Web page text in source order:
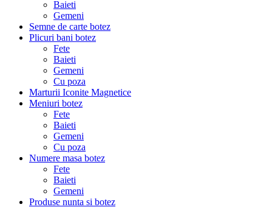
Baieti
Gemeni
Semne de carte botez
Plicuri bani botez
Fete
Baieti
Gemeni
Cu poza
Marturii Iconite Magnetice
Meniuri botez
Fete
Baieti
Gemeni
Cu poza
Numere masa botez
Fete
Baieti
Gemeni
Produse nunta si botez